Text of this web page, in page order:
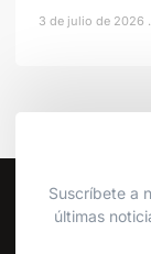
3 de julio de 2026
Suscríbete a
últimas